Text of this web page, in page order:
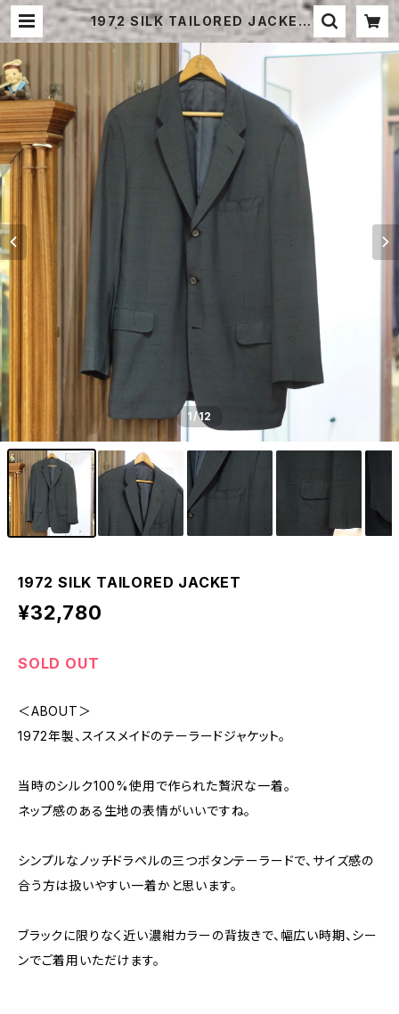
1972 SILK TAILORED JACKET
| STRAYSHEEP ONLINE
1/12
1972 SILK TAILORED JACKET
¥32,780
SOLD OUT
＜ABOUT＞
1972年製、スイスメイドのテーラードジャケット。
当時のシルク100%使用で作られた贅沢な一着。
ネップ感のある生地の表情がいいですね。
シンプルなノッチドラペルの三つボタンテーラードで、サイズ感の
合う方は扱いやすい一着かと思います。
ブラックに限りなく近い濃紺カラーの背抜きで、幅広い時期、シー
ンでご着用いただけます。